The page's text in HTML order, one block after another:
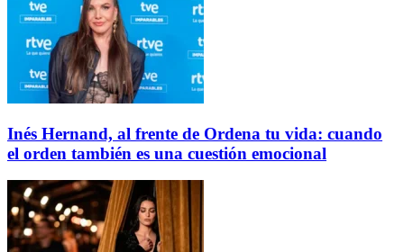
Inés Hernand, al frente de Ordena tu vida: cuando
el orden también es una cuestión emocional